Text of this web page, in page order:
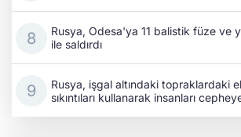
Rusya, Odesa'ya 11 balistik füze ve
ile saldırdı
Rusya, işgal altındaki topraklardaki
sıkıntıları kullanarak insanları